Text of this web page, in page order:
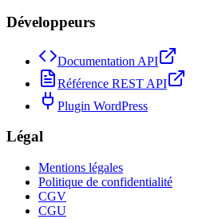
Développeurs
Documentation API
Référence REST API
Plugin WordPress
Légal
Mentions légales
Politique de confidentialité
CGV
CGU